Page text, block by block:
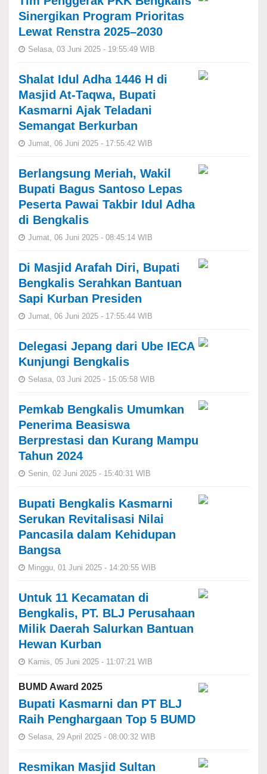
Sinergikan Program Prioritas
Lewat Renstra 2025–2030
Selasa, 03 Juni 2025 - 19:55:49 WIB
Shalat Idul Adha 1446 H di
Masjid At-Taqwa, Bupati
Kasmarni Ajak Teladani
Semangat Berkurban
Jumat, 06 Juni 2025 - 17:55:42 WIB
Berlangsung Meriah, Wakil
Bupati Bagus Santoso Lepas
Peserta Pawai Takbir Idul Adha
di Bengkalis
Jumat, 06 Juni 2025 - 08:45:14 WIB
Di Masjid Arafah Diri, Bupati
Bengkalis Serahkan Bantuan
Sapi Kurban Presiden
Jumat, 06 Juni 2025 - 17:55:44 WIB
Delegasi Jepang dari Ube IECA
Kunjungi Bengkalis
Selasa, 03 Juni 2025 - 15:05:58 WIB
Pemkab Bengkalis Umumkan
Penerima Beasiswa
Berprestasi dan Kurang Mampu
Tahun 2024
Senin, 02 Juni 2025 - 15:40:31 WIB
Bupati Bengkalis Kasmarni
Serukan Revitalisasi Nilai
Pancasila dalam Kehidupan
Bangsa
Minggu, 01 Juni 2025 - 14:20:55 WIB
Untuk 11 Kecamatan di
Bengkalis, PT. BLJ Perusahaan
Milik Daerah Salurkan Bantuan
Hewan Kurban
Kamis, 05 Juni 2025 - 11:07:21 WIB
BUMD Award 2025
Bupati Kasmarni dan PT BLJ
Raih Penghargaan Top 5 BUMD
Selasa, 29 April 2025 - 08:00:32 WIB
Resmikan Masjid Sultan